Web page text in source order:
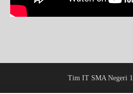
Tim IT SMA Negeri 1